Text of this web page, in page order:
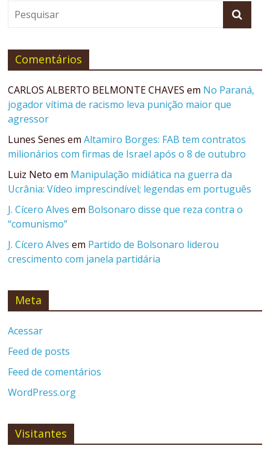
Comentários
CARLOS ALBERTO BELMONTE CHAVES em No Paraná,
jogador vítima de racismo leva punição maior que
agressor
Lunes Senes emAltamiro Borges: FAB tem contratos
milionários com firmas de Israel após o 8 de outubro
Luiz Neto em Manipulação midiática na guerra da
Ucrânia: Vídeo imprescindível; legendas em português
J. Cícero Alves em Bolsonaro disse que reza contra o
“comunismo”
J. Cícero Alves em Partido de Bolsonaro liderou
crescimento com janela partidária
Meta
Acessar
Feed de posts
Feed de comentários
WordPress.org
Visitantes